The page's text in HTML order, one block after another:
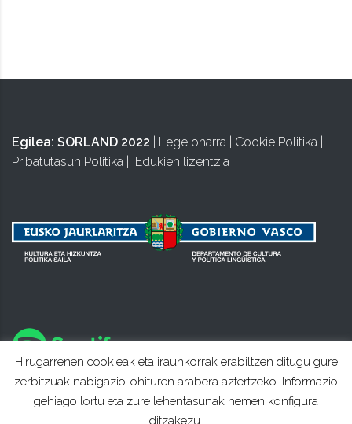
Egilea: SORLAND 2022 Lege oharra Cookie Politika
Pribatutasun Politika
Edukien lizentzia
Hirugarrenen cookieak eta iraunkorrak erabiltzen ditugu gure
zerbitzuak nabigazio-ohituren arabera aztertzeko. Informazio
gehiago lortu eta zure lehentasunak hemen konfigura
ditzakezu.